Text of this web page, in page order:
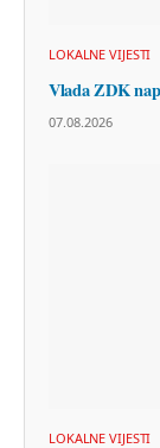
LOKALNE VIJESTI
Vlada ZDK
07.08.2026
LOKALNE VIJESTI